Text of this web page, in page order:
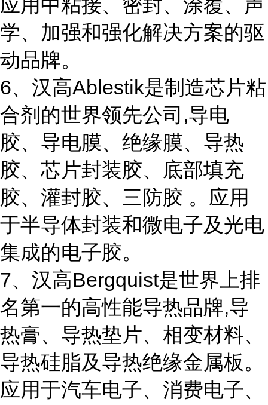
应用中粘接、密封、涂覆、声
学、加强和强化解决方案的驱
动品牌。
6、汉高Ablestik是制造芯片粘
合剂的世界领先公司,导电
胶、导电膜、绝缘膜、导热
胶、芯片封装胶、底部填充
胶、灌封胶、三防胶 。应用
于半导体封装和微电子及光电
集成的电子胶。
7、汉高Bergquist是世界上排
名第一的高性能导热品牌,导
热膏、导热垫片、相变材料、
导热硅脂及导热绝缘金属板。
应用于汽车电子、消费电子、